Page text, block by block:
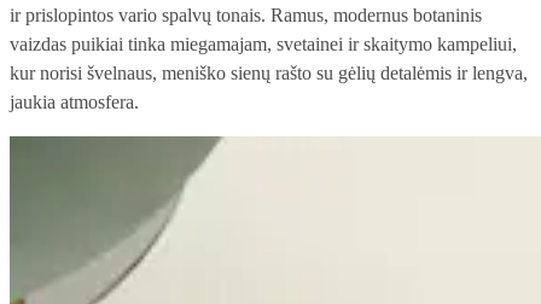
ir prislopintos vario spalvų tonais. Ramus, modernus botaninis
vaizdas puikiai tinka miegamajam, svetainei ir skaitymo kampeliui,
kur norisi švelnaus, meniško sienų rašto su gėlių detalėmis ir lengva,
jaukia atmosfera.